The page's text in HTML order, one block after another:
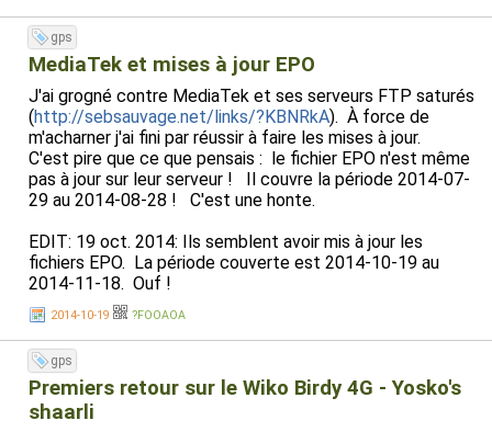
osmand-europapark.png
Et le plus beau, c'est que quand je vois une erreur sur la
carte, je peux moi-même corriger surhttp://osm.orget j'ai
les modifications dans mon GPS la semaine suivante. :-)
D'ailleurs l'application a beau être téléchargeable
gratuitement sur F-Droid, j'ai décidé de l'acheter pour
soutenir le projet (5,99€).
gps
MediaTek et mises à jour EPO
J'ai grogné contre MediaTek et ses serveurs FTP saturés
(http://sebsauvage.net/links/?KBNRkA). À force de
m'acharner j'ai fini par réussir à faire les mises à jour.
C'est pire que ce que pensais : le fichier EPO n'est même
pas à jour sur leur serveur ! Il couvre la période 2014-07-
29 au 2014-08-28 ! C'est une honte.
EDIT: 19 oct. 2014: Ils semblent avoir mis à jour les
fichiers EPO. La période couverte est 2014-10-19 au
2014-11-18. Ouf !
2014-10-19 ?FOOAOA
gps
Premiers retour sur le Wiko Birdy 4G - Yosko's
shaarli